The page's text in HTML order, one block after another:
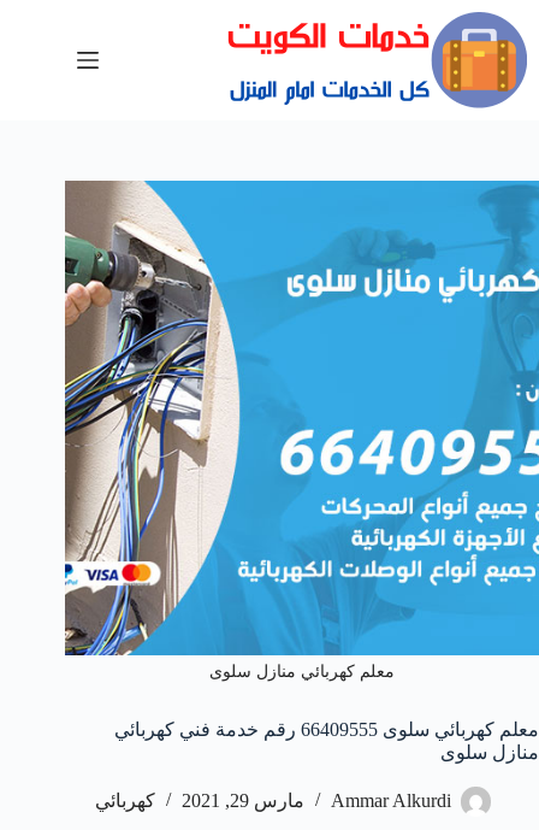
معلم كهربائي منازل سلوى
معلم كهربائي سلوى 66409555 رقم خدمة فني كهربائي
منازل سلوى
Ammar Alkurdi مارس 29, 2021 كهربائي